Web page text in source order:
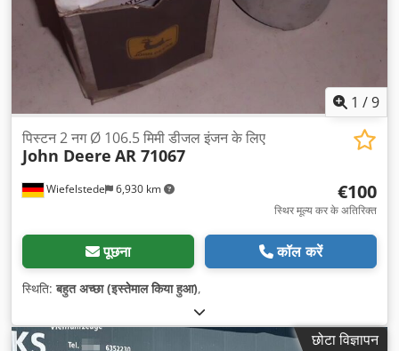
1 /9
Wiefelstede 6,930 km
पिस्टन 2 नग Ø 106.5 मिमी डीजल इंजन के लिए
John Deere AR 71067
€100
स्थिर मूल्य कर के अतिरिक्त
पूछना कॉल करें
स्थिति:बहुत अच्छा (इस्तेमाल किया हुआ),
छोटा विज्ञापन